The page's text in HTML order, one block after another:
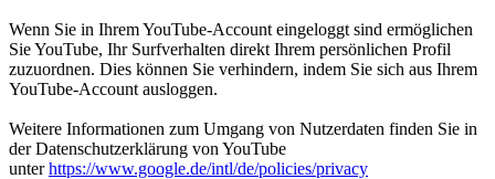
Wenn Sie in Ihrem YouTube-Account eingeloggt sind ermöglichen
Sie YouTube, Ihr Surfverhalten direkt Ihrem persönlichen Profil
zuzuordnen. Dies können Sie verhindern, indem Sie sich aus Ihrem
YouTube-Account ausloggen.
Weitere Informationen zum Umgang von Nutzerdaten finden Sie in
der Datenschutzerklärung von YouTube
unterhttps://www.google.de/intl/de/policies/privacy